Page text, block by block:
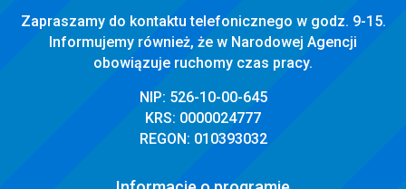
Zapraszamy do kontaktu telefonicznego w godz. 9-15.
Informujemy również, że w Narodowej Agencji
obowiązuje ruchomy czas pracy.
NIP: 526-10-00-645
KRS: 0000024777
REGON: 010393032